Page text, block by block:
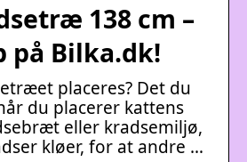
138 cm –
på Bilka.dk!
placeres? Det du
du placerer kattens
eller kradsemiljø,
kløer, for at andre …